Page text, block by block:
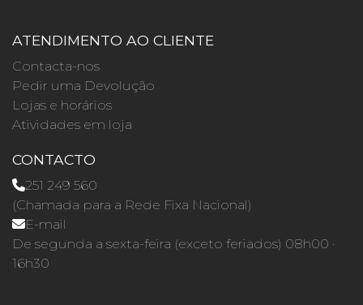
ATENDIMENTO AO CLIENTE
Contacta-nos
Pedir uma Devolução
Lojas e horários
Atividades em loja
CONTACTO
251 249 560
(Chamada para a Rede Fixa Nacional)
E-mail
De segunda a sexta-feira (exceto feriados) 08h00 ·
16h30